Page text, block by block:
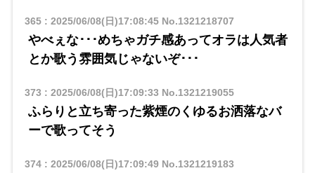
365: 2025/06/08(日)17:08:45No.1321218707
やべぇな･･･めちゃガチ感あってオラは人気者
とか歌う雰囲気じゃないぞ･･･
373 : 2025/06/08(日)17:09:33 No.1321219055
ふらりと立ち寄った紫煙のくゆるお洒落なバ
ーで歌ってそう
374: 2025/06/08(日)17:09:49No.1321219183